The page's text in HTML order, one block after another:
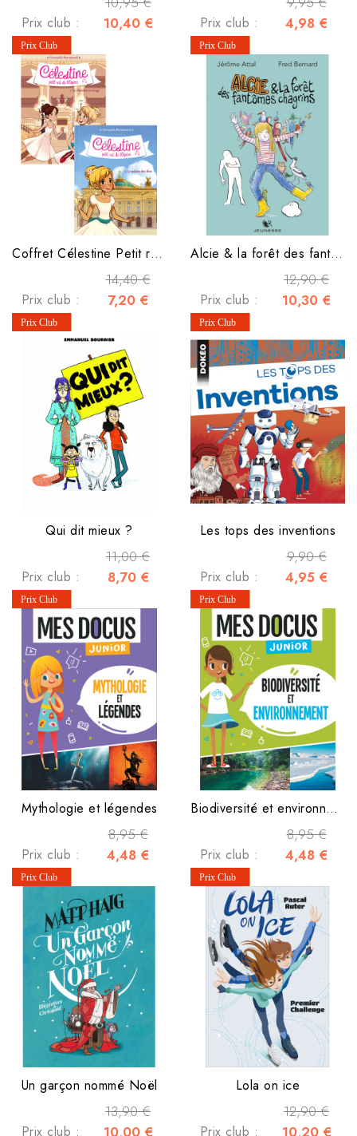
Prix club : 10,40 € Prix club : 4,98 €
Coffret Célestine Petit rat de l'Opéra
14,40 €
Prix club : 7,20 €
Alcie & la forêt des fantômes chagrins
12,90 €
Prix club : 10,30 €
Qui dit mieux ?
11,00 €
Prix club : 8,70 €
Les tops des inventions
9,90 €
Prix club : 4,95 €
Mythologie et légendes
8,95 €
Prix club : 4,48 €
Biodiversité et environnement
8,95 €
Prix club : 4,48 €
Un garçon nommé Noël
13,90 €
Prix club : 10,00 €
Lola on ice
12,90 €
Prix club : 10,20 €